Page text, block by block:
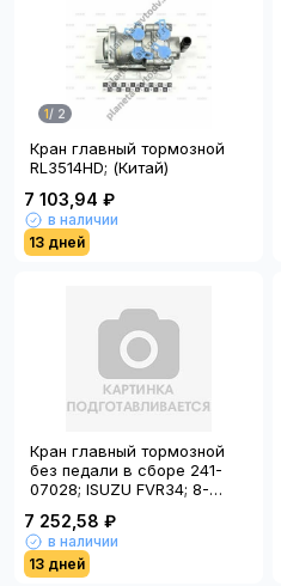
1/ 2
Кран главный тормозной
RL3514HD; (Китай)
7 103,94 ₽
в наличии
13 дней
Кран главный тормозной
без педали в сборе 241-
07028; ISUZU FVR34; 8-
7 252,58 ₽
в наличии
13 дней